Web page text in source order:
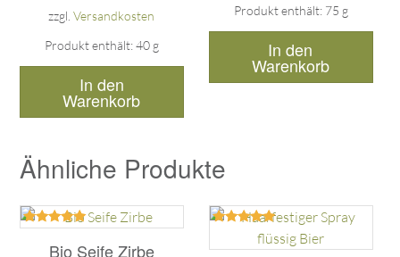
zzgl.Versandkosten
Produkt enthält: 40 g
In den
Warenkorb
Produkt enthält: 75 g
In den
Warenkorb
Ähnliche Produkte
Bio Seife Zirbe
mit
Bewertet